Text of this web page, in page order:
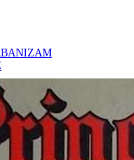
ANTROPOLOGIJA